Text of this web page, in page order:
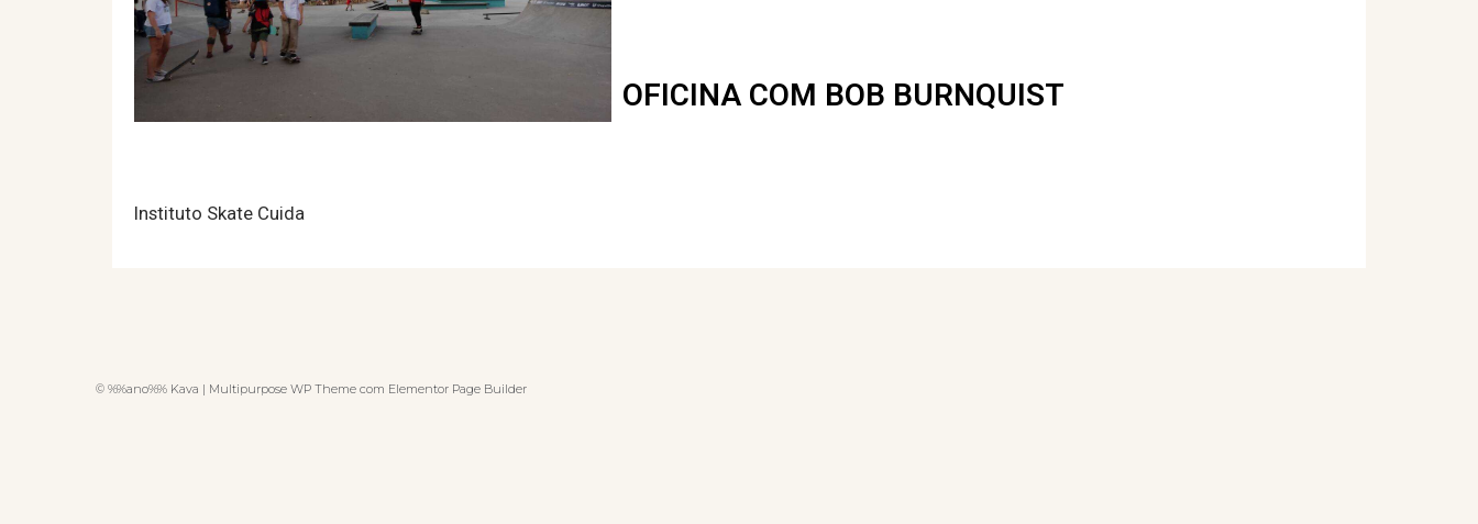
OFICINA COM BOB BURNQUIST
Instituto Skate Cuida
© %%ano%% Kava | Multipurpose WP Theme com Elementor Page Builder